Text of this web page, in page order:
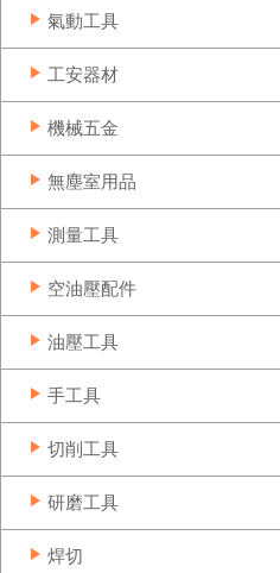
氣動工具
工安器材
機械五金
無塵室用品
測量工具
空油壓配件
油壓工具
手工具
切削工具
研磨工具
焊切